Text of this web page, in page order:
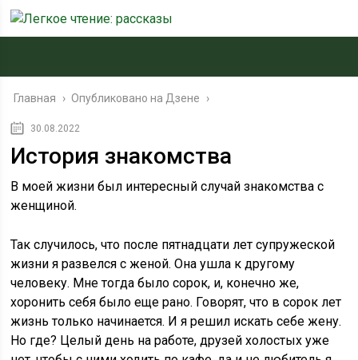
Главная › Опубликовано на Дзене ›
30.08.2022
История знакомства
В моей жизни был интересный случай знакомства с
женщиной.
Так случилось, что после пятнадцати лет супружеской
жизни я развелся с женой. Она ушла к другому
человеку. Мне тогда было сорок, и, конечно же,
хоронить себя было еще рано. Говорят, что в сорок лет
жизнь только начинается. И я решил искать себе жену.
Но где? Целый день на работе, друзей холостых уже